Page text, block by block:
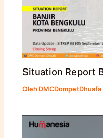
Situation Report
Oleh DMCDompetDhuafa